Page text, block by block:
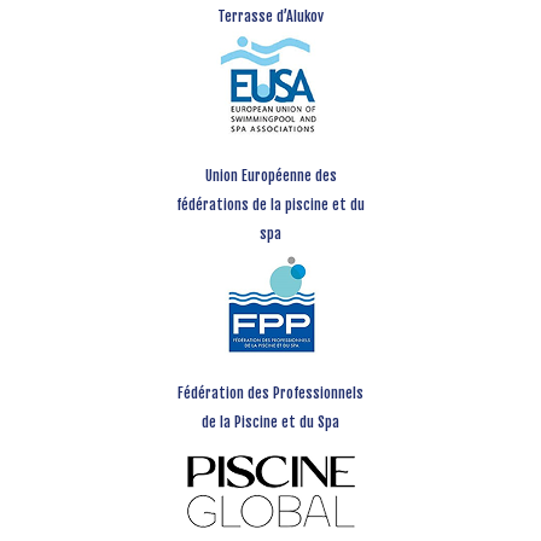
Terrasse d’Alukov
Union Européenne des
fédérations de la piscine et du
spa
Fédération des Professionnels
de la Piscine et du Spa